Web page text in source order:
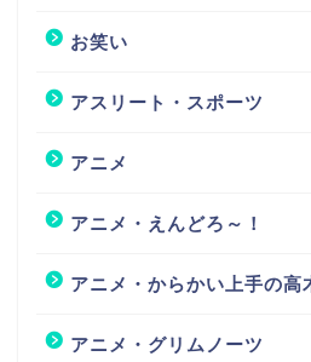
お笑い
アスリート・スポーツ
アニメ
アニメ・えんどろ～！
アニメ・からかい上手の高
アニメ・グリムノーツ